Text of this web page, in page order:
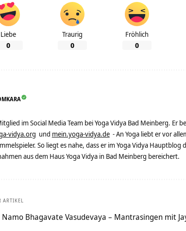
Liebe
0
Traurig
0
Fröhlich
0
im Social Media Team bei Yoga Vidya Bad Meinberg. Er
vidya.org und mein.yoga-vidya.de - An Yoga liebt er vor
So liegt es nahe, dass er im Yoga Vidya
aus dem Haus Yoga Vidya in Bad Meinberg bereichert.
ARTIKEL
Namo Bhagavate Vasudevaya – Mantrasingen mit